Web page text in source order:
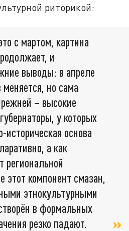
риторикой:
с мартом, картина
и
выводы: в апреле
но сама
– высокие
у которых
историческая основа
а как
региональной
этот компонент смазан,
этнокультурными
в формальных
резко падают.